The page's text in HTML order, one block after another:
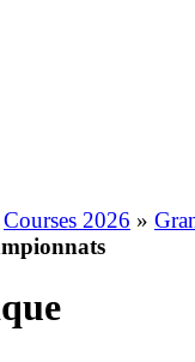
Courses 2026 »